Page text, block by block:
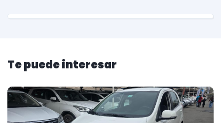
Te puede interesar